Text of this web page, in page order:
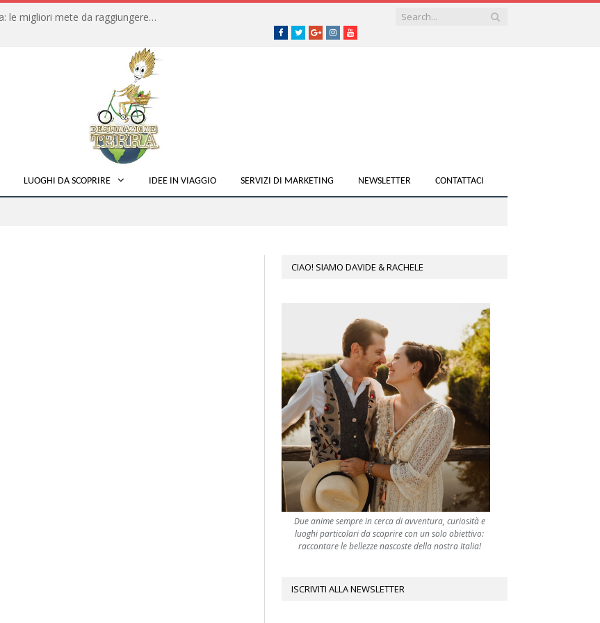
Dove fare campeggio libero in Italia: le migliori mete da raggiungere in traghetto
Facebook
TwitterGoogle+instagramyoutube
LUOGHI DA SCOPRIRE IDEE IN VIAGGIO SERVIZI DI MARKETING NEWSLETTER CONTATTACI
CIAO! SIAMO DAVIDE & RACHELE
Due anime sempre in cerca di avventura, curiosità e
luoghi particolari da scoprire con un solo obiettivo:
raccontare le bellezze nascoste della nostra Italia!
ISCRIVITI ALLA NEWSLETTER